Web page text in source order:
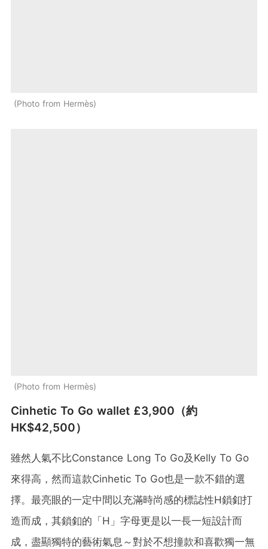
Photo from Hermès
Photo from Hermès
Cinhetic To Go wallet £3,900（約
HK$42,500）
雖然人氣不比Constance Long To Go及Kelly To Go
來得高，然而這款Cinhetic To Go也是一款不錯的選
擇。最亮眼的一定中間以充滿時尚感的標誌性H鎖釦打
造而成，其鎖釦的「H」字母更是以一長一短設計而
成，盡顯獨特的藝術氣息～對於不想撞款和喜歡獨一無